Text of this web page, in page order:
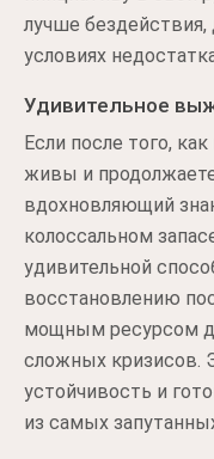
лучше
условиях
Удивительное
Если после того,
живы и
вдохновляющий
колоссальном
удивительной
восстановлению
мощным ресурсом
сложных кризисов.
устойчивость и
из самых